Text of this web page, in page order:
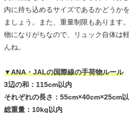
内に持ち込めるサイズであるかどうか
ましょう。また、重量制限もあります
物になりがちなので、リュック自体は
んね。
▼ANA・JALの国際線の手荷物ルール
3辺の和：115cm以内
それぞれの長さ：55cm×40cm×25cm
総重量：10kg以内